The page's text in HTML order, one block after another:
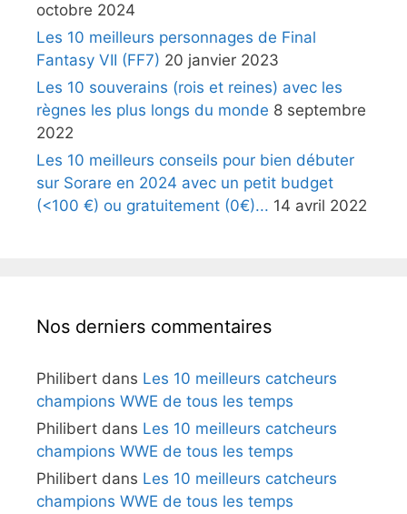
octobre 2024
Les 10 meilleurs personnages de Final
Fantasy VII (FF7) 20 janvier 2023
Les 10 souverains (rois et reines) avec les
règnes les plus longs du monde 8 septembre
2022
Les 10 meilleurs conseils pour bien débuter
sur Sorare en 2024 avec un petit budget
(<100 €) ou gratuitement (0€)... 14 avril 2022
Nos derniers commentaires
Philibert dans Les 10 meilleurs catcheurs
champions WWE de tous les temps
Philibert dans Les 10 meilleurs catcheurs
champions WWE de tous les temps
Philibert dans Les 10 meilleurs catcheurs
champions WWE de tous les temps